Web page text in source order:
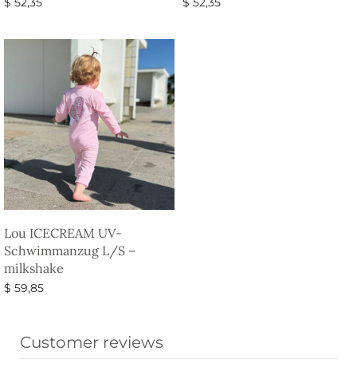
Lou ICECREAM UV-
Schwimmanzug L/S –
milkshake
$ 59,85
Customer reviews